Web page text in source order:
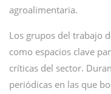
agroalimentaria.
Los grupos del trabajo
como espacios clave
críticas del sector.
periódicas en las que